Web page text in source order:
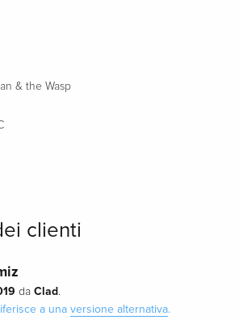
& the Wasp
clienti
da Clad.
a una versione alternativa.